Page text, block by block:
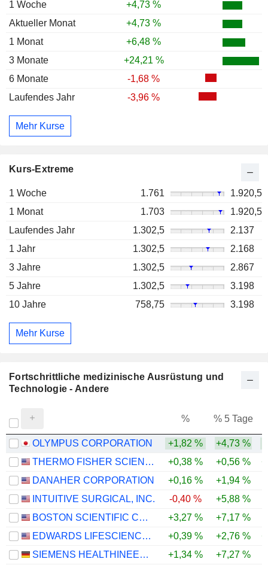
1 Woche
+4,73 %
Aktueller Monat
+4,73 %
1 Monat
+6,48 %
3 Monate
+24,21 %
6 Monate
-1,68 %
Laufendes Jahr
-3,96 %
Mehr Kurse
Kurs-Extreme
1 Woche 1.761
1.920,5
1 Monat
1.703
1.920,5
Laufendes Jahr
1.302,5
2.137
1 Jahr
1.302,5
2.168
3 Jahre
1.302,5
2.867
5 Jahre
1.302,5
3.198
10 Jahre
758,75 3.198
Mehr Kurse
Fortschrittliche medizinische Ausrüstung und
Technologie - Andere
% % 5 Tage
OLYMPUS CORPORATION +1,82 % +4,73 %
THERMO FISHER SCIENTIFIC, INC.
+0,38 % +0,56 %
DANAHER CORPORATION
+0,16 % +1,94 %
INTUITIVE SURGICAL, INC.
-0,40 % +5,88 %
BOSTON SCIENTIFIC CORPORATION
+3,27 % +7,17 %
EDWARDS LIFESCIENCES CORPORATION
+0,39 % +2,76 %
SIEMENS HEALTHINEERS AG
+1,34 % +7,27 %